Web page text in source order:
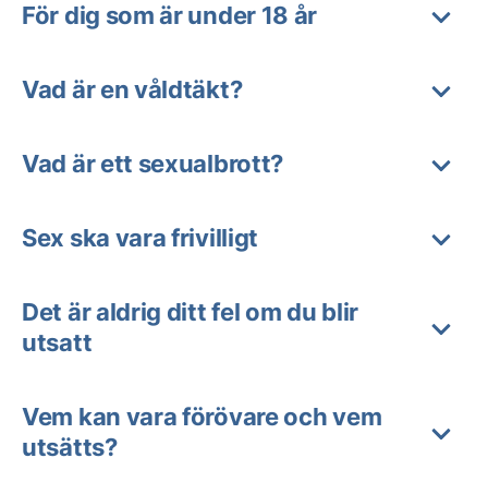
För dig som är under 18 år
Vad är en våldtäkt?
Vad är ett sexualbrott?
Sex ska vara frivilligt
Det är aldrig ditt fel om du blir
utsatt
Vem kan vara förövare och vem
utsätts?